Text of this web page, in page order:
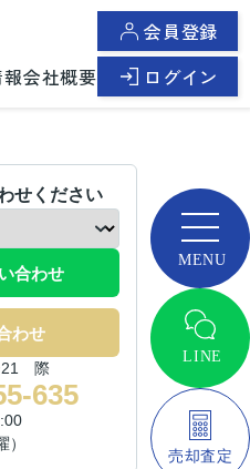
会社概要
会員登録
ログイン
せください
合わせ
わせ
21 際
635
）